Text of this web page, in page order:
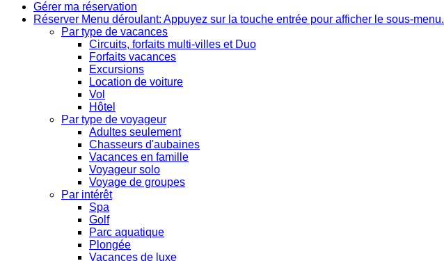
Gérer ma réservation
Réserver Menu déroulant: Appuyez sur la touche entrée pour afficher le sous-menu.
Par type de vacances
Circuits, forfaits multi-villes et Duo
Forfaits vacances
Excursions
Location de voiture
Vol
Hôtel
Par type de voyageur
Adultes seulement
Chasseurs d'aubaines
Vacances en famille
Voyageur solo
Voyage de groupes
Par intérêt
Spa
Golf
Parc aquatique
Plongée
Vacances de luxe